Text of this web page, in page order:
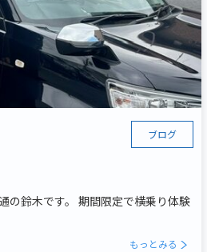
ブログ
の鈴木です。 期間限定で横乗り体験
もっとみる